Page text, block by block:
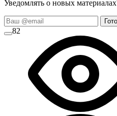
Уведомлять о новых
82